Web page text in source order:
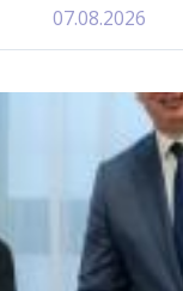
07.08.2026